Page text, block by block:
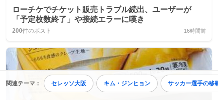
関連テーマ： セレッソ大阪 キム・ジンヒョン サッカー選手の移
ローチケでチケット販売トラブル続出、ユーザーが
「予定枚数終了」や接続エラーに嘆き
200件のポスト 16時間前